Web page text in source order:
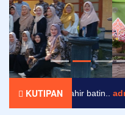
KUTIPAN
mohon maaf lahir batin..admin